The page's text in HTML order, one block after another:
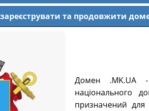
та продовжити
Домен .MK.UA -
національного
призначений для